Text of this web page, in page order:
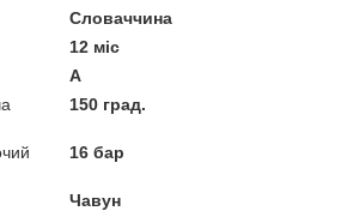
Словаччина
12 міс
А
150 град.
16 бар
Чавун